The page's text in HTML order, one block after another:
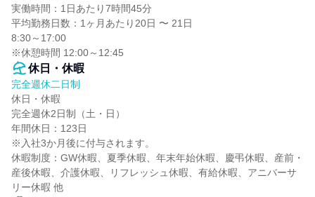
実働時間：1日あたり7時間45分
平均勤務日数：1ヶ月あたり20日 〜 21日
8:30～17:00
※休憩時間 12:00～12:45
休日・休暇
完全週休二日制
休日・休暇
完全週休2日制（土・日）
年間休日：123日
※入社3か月後に付与されます。
休暇制度：GW休暇、夏季休暇、年末年始休暇、慶弔休暇、産前・
産後休暇、介護休暇、リフレッシュ休暇、有給休暇、アニバーサ
リー休暇 他